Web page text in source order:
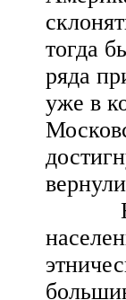
тогда
ряда
уже в